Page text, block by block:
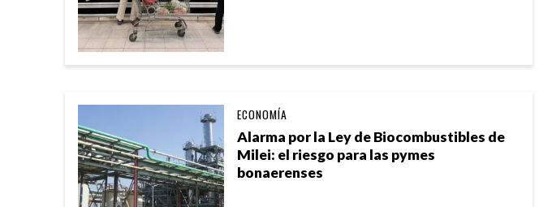
Alarma por la Ley de Biocombustibles de
Milei: el riesgo para las pymes
bonaerenses
ECONOMÍA